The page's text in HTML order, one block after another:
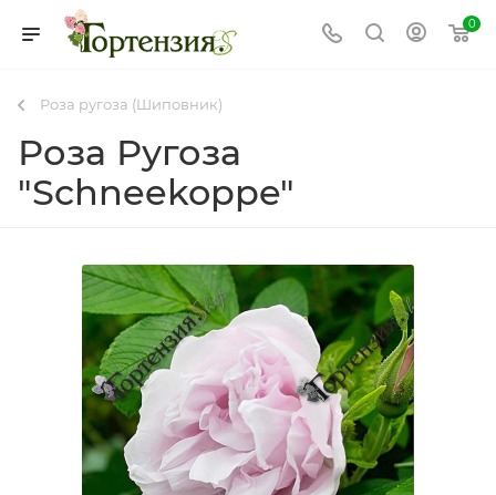
0
Роза ругоза (Шиповник)
Роза Ругоза
"Schneekoppe"